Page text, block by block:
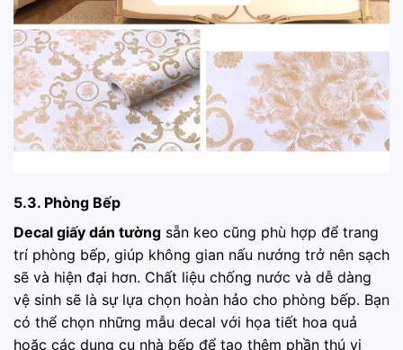
5.3. Phòng Bếp
Decal giấy dán tường sẵn keo cũng phù hợp để trang
trí phòng bếp, giúp không gian nấu nướng trở nên sạch
sẽ và hiện đại hơn. Chất liệu chống nước và dễ dàng
vệ sinh sẽ là sự lựa chọn hoàn hảo cho phòng bếp. Bạn
có thể chọn những mẫu decal với họa tiết hoa quả
hoặc các dụng cụ nhà bếp để tạo thêm phần thú vị